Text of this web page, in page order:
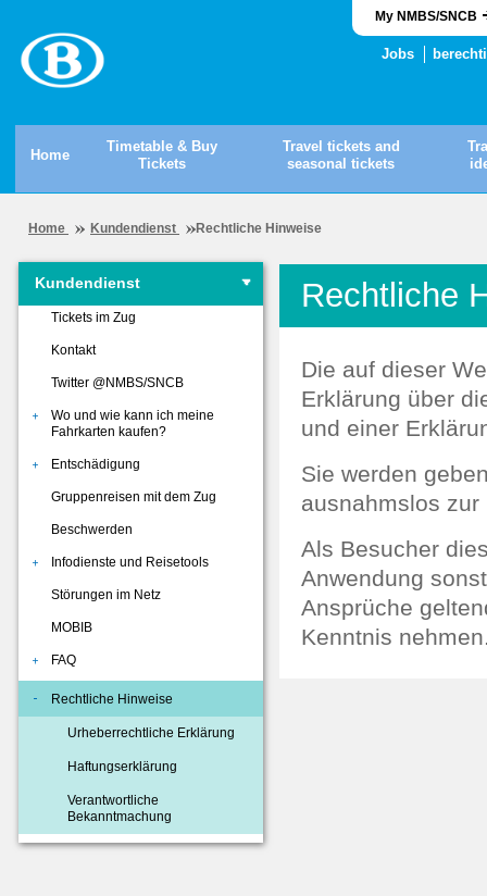
My NMBS/SNCB
Jobs
Home
Timetable & Buy
Tickets
Travel tickets and
seasonal tickets
Home Kundendienst Rechtliche Hinweise
Kundendienst
Tickets im Zug
Kontakt
Twitter @NMBS/SNCB
Wo und wie kann ich meine
Fahrkarten kaufen?
Entschädigung
Gruppenreisen mit dem Zug
Beschwerden
Infodienste und Reisetools
Störungen im Netz
MOBIB
FAQ
Rechtliche Hinweise
Urheberrechtliche Erklärung
Haftungserklärung
Verantwortliche
Bekanntmachung
Rechtliche
Die auf dieser
Erklärung über
und einer
Sie werden
ausnahmslos
Als Besucher
Anwendung
Ansprüche
Kenntnis